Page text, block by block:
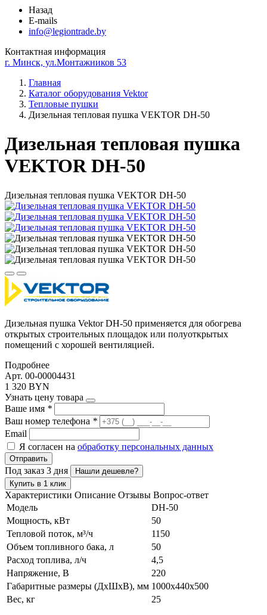
Назад
E-mails
info@legiontrade.by
Контактная информация
г. Минск, ул.Монтажников 53
Главная
Каталог оборудования Vektor
Тепловые пушки
Дизельная тепловая пушка VEKTOR DH-50
Дизельная тепловая пушка
VEKTOR DH-50
Дизельная тепловая пушка VEKTOR DH-50
Дизельная пушка Vektor DH-50 применяется для обогрева
открытых строительных площадок или полуоткрытых
помещений с хорошей вентиляцией.
Подробнее
Арт. 00-00004431
1 320 BYN
Узнать цену товара
Ваше имя *
Ваш номер телефона *
Email
Я согласен на обработку персональных данных
Отправить
Под заказ 3 дня
Нашли дешевле?
Купить в 1 клик
Характеристики Описание Отзывы Вопрос-ответ
Модель
DH-50
Мощность, кВт
50
Тепловой поток, м³/ч
1150
Объем топливного бака, л
50
Расход топлива, л/ч
4,5
Напряжение, В
220
Габаритные размеры (ДхШхВ), мм 1000х440х500
Вес, кг
25